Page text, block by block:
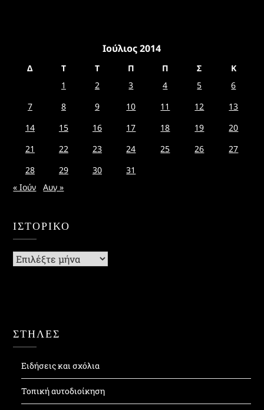
Ιούλιος 2014
Δ Τ Τ Π Π Σ
Κ
1
2 3 4 5
6
7
8 9 10 11 12
13
14
15 16 17 18 19
20
21
22 23 24 25 26
27
28
29 30
31
« Ιούν
Αυγ »
ΙΣΤΟΡΙΚΌ
Ιστορικό
ΣΤΗΛΕΣ
Ειδήσεις και σχόλια
Τοπική αυτοδιοίκηση